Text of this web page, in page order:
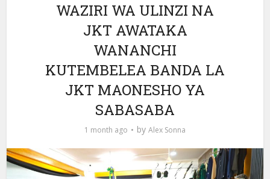
WAZIRI WA ULINZI NA
JKT AWATAKA
WANANCHI
KUTEMBELEA BANDA LA
JKT MAONESHO YA
SABASABA
1 month ago by Alex Sonna